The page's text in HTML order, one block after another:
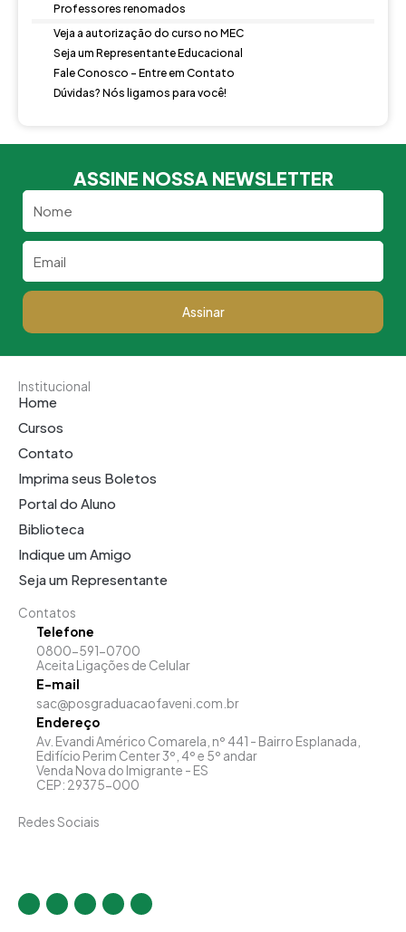
Professores renomados
Veja a autorização do curso no MEC
Seja um Representante Educacional
Fale Conosco - Entre em Contato
Dúvidas? Nós ligamos para você!
ASSINE NOSSA NEWSLETTER
Assinar
Institucional
Home
Cursos
Contato
Imprima seus Boletos
Portal do Aluno
Biblioteca
Indique um Amigo
Seja um Representante
Contatos
Telefone
0800-591-0700
Aceita Ligações de Celular
E-mail
sac@posgraduacaofaveni.com.br
Endereço
Av. Evandi Américo Comarela, nº 441 - Bairro Esplanada,
Edifício Perim Center 3º, 4º e 5º andar
Venda Nova do Imigrante - ES
CEP: 29375-000
Redes Sociais
I
s
F
c
T
w
i
Y
u
L
n